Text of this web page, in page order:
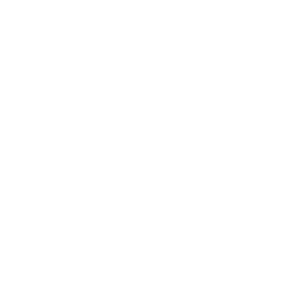
De momento, serán 13
iniciarán la
Pacheta contará con el
Lama, Oscar Nassei,
Alcaraz y Pedro
Jorge Pascual. A ellos
Juan Diego Molina
Rayo Vallecano y el